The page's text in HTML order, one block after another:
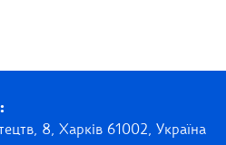
8, Харків 61002, Україна